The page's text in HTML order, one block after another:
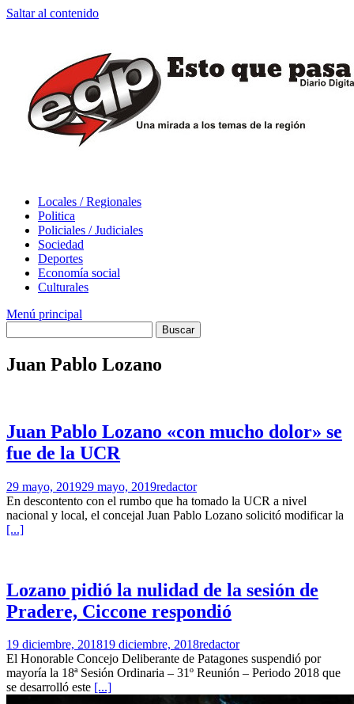
Saltar al contenido
Locales / Regionales
Politica
Policiales / Judiciales
Sociedad
Deportes
Economía social
Culturales
Menú principal
Juan Pablo Lozano
Juan Pablo Lozano «con mucho dolor» se
fue de la UCR
29 mayo, 201929 mayo, 2019redactor
En descontento con el rumbo que ha tomado la UCR a nivel
nacional y local, el concejal Juan Pablo Lozano solicitó modificar la
[...]
Lozano pidió la nulidad de la sesión de
Pradere, Ciccone respondió
19 diciembre, 201819 diciembre, 2018redactor
El Honorable Concejo Deliberante de Patagones suspendió por
mayoría la 18ª Sesión Ordinaria – 31º Reunión – Periodo 2018 que
se desarrolló este [...]